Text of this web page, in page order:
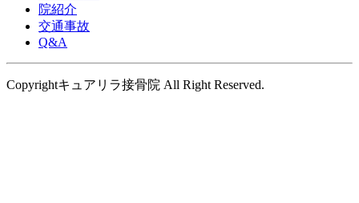
院紹介
交通事故
Q&A
Copyrightキュアリラ接骨院 All Right Reserved.